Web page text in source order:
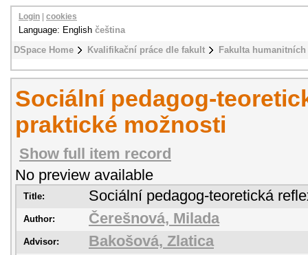
DSpace Home Kvalifikační práce dle fakult Fakulta
Login cookies
Language: English čeština
Sociální pedagog-
praktické možnosti
Show full item record
No preview available
Title: Sociální pedagog-teoretická
Author: Čerešnová, Milada
Advisor: Bakošová, Zlatica